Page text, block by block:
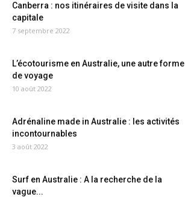
Canberra : nos itinéraires de visite dans la
capitale
7 septembre 2022
L’écotourisme en Australie, une autre forme
de voyage
10 août 2022
Adrénaline made in Australie : les activités
incontournables
3 août 2022
Surf en Australie : A la recherche de la
vague...